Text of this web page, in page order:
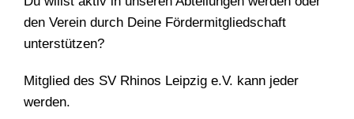
den Verein durch Deine Fördermitgliedschaft
unterstützen?
Mitglied des SV Rhinos Leipzig e.V. kann jeder
werden.